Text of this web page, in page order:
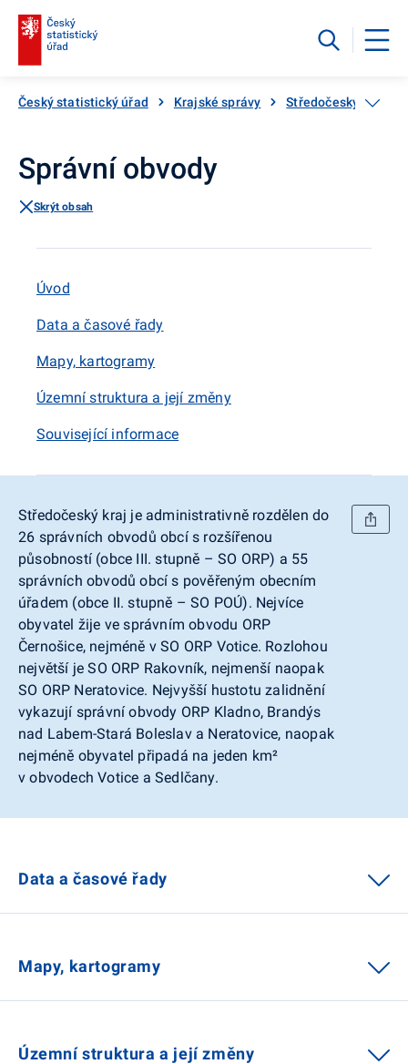
Český statistický úřad Krajské správy Středočeský kraj
Správní obvody
Skrýt obsah
Úvod
Data a časové řady
Mapy, kartogramy
Územní struktura a její změny
Související informace
Středočeský kraj je administrativně rozdělen do
26 správních obvodů obcí s rozšířenou
působností (obce III. stupně – SO ORP) a 55
správních obvodů obcí s pověřeným obecním
úřadem (obce II. stupně – SO POÚ). Nejvíce
obyvatel žije ve správním obvodu ORP
Černošice, nejméně v SO ORP Votice. Rozlohou
největší je SO ORP Rakovník, nejmenší naopak
SO ORP Neratovice. Nejvyšší hustotu zalidnění
vykazují správní obvody ORP Kladno, Brandýs
nad Labem-Stará Boleslav a Neratovice, naopak
nejméně obyvatel připadá na jeden km²
v obvodech Votice a Sedlčany.
Data a časové řady
Mapy, kartogramy
Územní struktura a její změny